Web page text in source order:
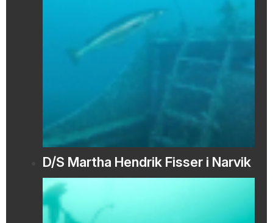
D/S Martha Hendrik Fisser i Narvik